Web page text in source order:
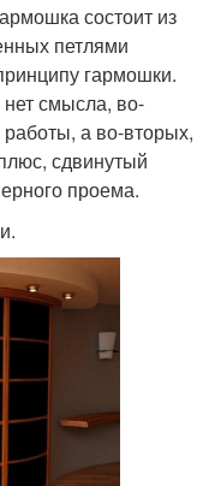
состоит из
петлями
гармошки.
смысла, во-
а во-вторых,
сдвинутый
проема.